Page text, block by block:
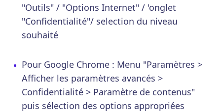
"Outils" / "Options Internet" / 'onglet
"Confidentialité"/ selection du niveau
souhaité
Pour Google Chrome : Menu "Paramètres >
Afficher les paramètres avancés >
Confidentialité > Paramètre de contenus"
puis sélection des options appropriées